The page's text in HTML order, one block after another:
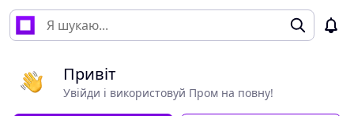
Привіт
Увійди і використовуй Пром на повну!